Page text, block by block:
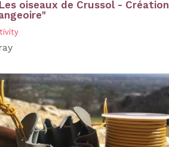
oiseaux de Crussol - Création